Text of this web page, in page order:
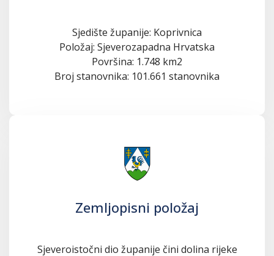
Sjedište županije: Koprivnica
Položaj: Sjeverozapadna Hrvatska
Površina: 1.748 km2
Broj stanovnika: 101.661 stanovnika
Zemljopisni položaj
Sjeveroistočni dio županije čini dolina rijeke